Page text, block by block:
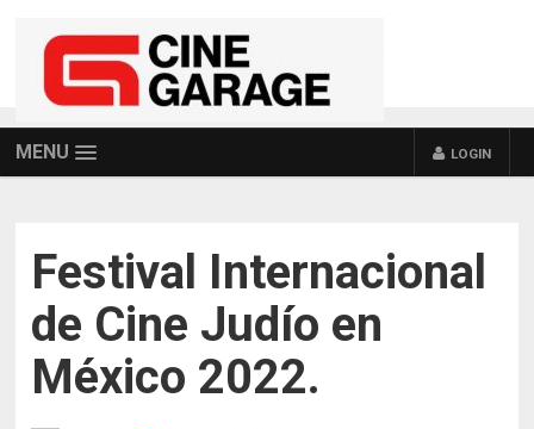
MENU LOGIN
Festival Internacional
de Cine Judío en
México 2022.